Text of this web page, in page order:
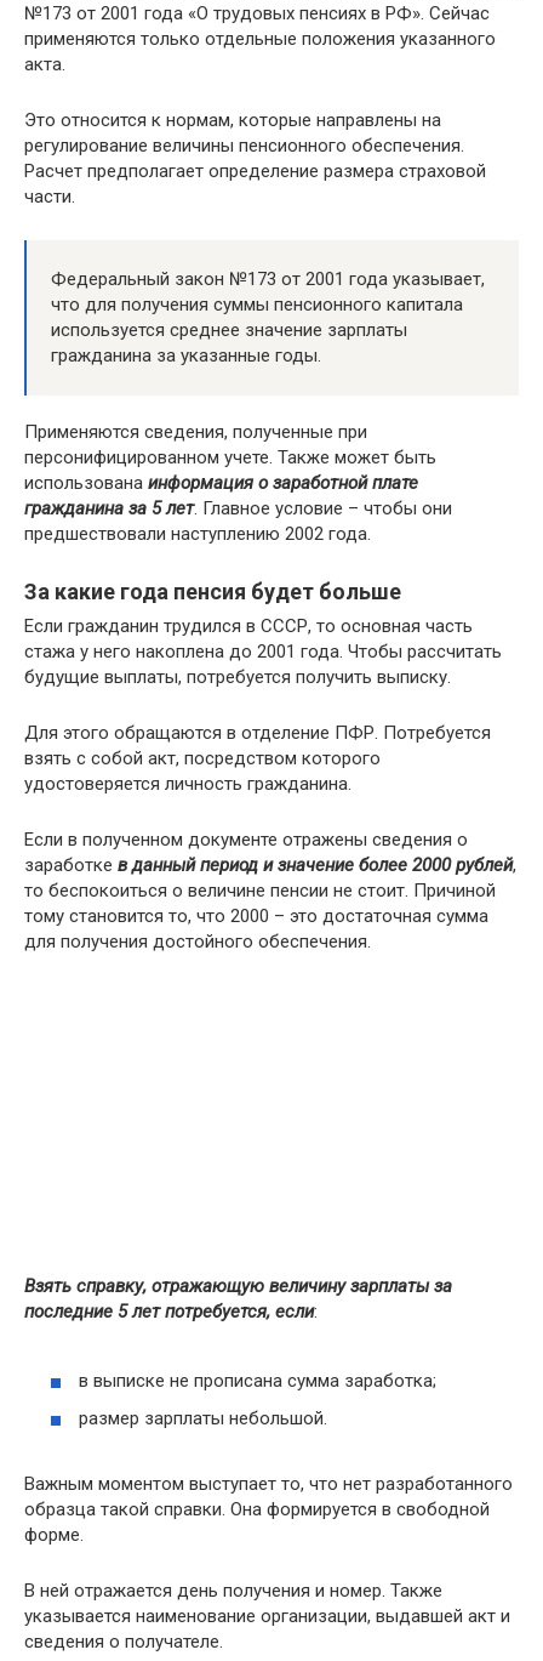
№173 от 2001 года «О трудовых пенсиях в РФ». Сейчас
применяются только отдельные положения указанного
акта.
Это относится к нормам, которые направлены на
регулирование величины пенсионного обеспечения.
Расчет предполагает определение размера страховой
части.
Федеральный закон №173 от 2001 года указывает,
что для получения суммы пенсионного капитала
используется среднее значение зарплаты
гражданина за указанные годы.
Применяются сведения, полученные при
персонифицированном учете. Также может быть
использована информация о заработной плате
гражданина за 5 лет. Главное условие – чтобы они
предшествовали наступлению 2002 года.
За какие года пенсия будет больше
Если гражданин трудился в СССР, то основная часть
стажа у него накоплена до 2001 года. Чтобы рассчитать
будущие выплаты, потребуется получить выписку.
Для этого обращаются в отделение ПФР. Потребуется
взять с собой акт, посредством которого
удостоверяется личность гражданина.
Если в полученном документе отражены сведения о
заработке в данный период и значение более 2000 рублей,
то беспокоиться о величине пенсии не стоит. Причиной
тому становится то, что 2000 – это достаточная сумма
для получения достойного обеспечения.
Взять справку, отражающую величину зарплаты за
последние 5 лет потребуется, если:
в выписке не прописана сумма заработка;
размер зарплаты небольшой.
Важным моментом выступает то, что нет разработанного
образца такой справки. Она формируется в свободной
форме.
В ней отражается день получения и номер. Также
указывается наименование организации, выдавшей акт и
сведения о получателе.